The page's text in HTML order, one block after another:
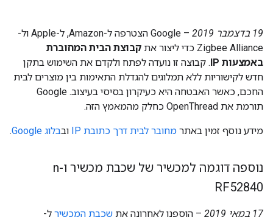
19 בדצמבר 2019
– Google הצטרפה ל-Amazon, ל-Apple ול-
Zigbee Alliance כדי ליצור את
קבוצת הבית המחוברת
באמצעות IP
. קבוצה זו נועדה לפתח ולקדם את השימוש בתקן
חדש לקישוריות ללא תמלוגים להגדלת התאימות בין מוצרים לבית
החכם, כאשר האבטחה היא כעיקרון בסיסי בעיצוב. Google
תורמת את OpenThread כחלק מהמאמץ הזה.
מידע נוסף זמין באתר מחובר לבית דרך כתובת IP ובבלוג Google .
נוספה דוגמה למכשיר של שכבת מכשיר ו-n
RF52840
17 במאי 2019 – הוספנו לאחרונה את שכבת המכשיר ל-